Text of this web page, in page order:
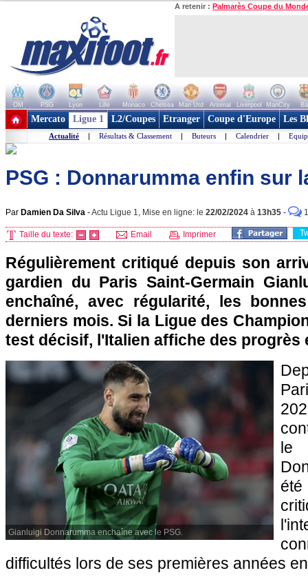
A retenir : Palmarès Coupe du
OM PSG Lyon Lille Monaco Chelsea Man Utd Arsenal Liverpool ManCity
+ de clubs
Mercato Ligue 1 L2/Coupes Etranger Coupe d'Europe Les
Actualité | Résultats & Classement | Buteurs | Calendrier |
PSG : Donnarumma enfin sur
Par Damien Da Silva -Actu Ligue 1, Mise en ligne: le 22/02/2024 à 13h35 -
Taille du texte: Email Imprimer
Régulièrement critiqué depuis son
gardien du Paris Saint-Germain
enchaîné, avec régularité, les
derniers mois. Si la Ligue des
test décisif, l'Italien affiche des progrès
Gianluigi Donnarumma enchaîne avec le PSG.
le
difficultés lors de ses premières années